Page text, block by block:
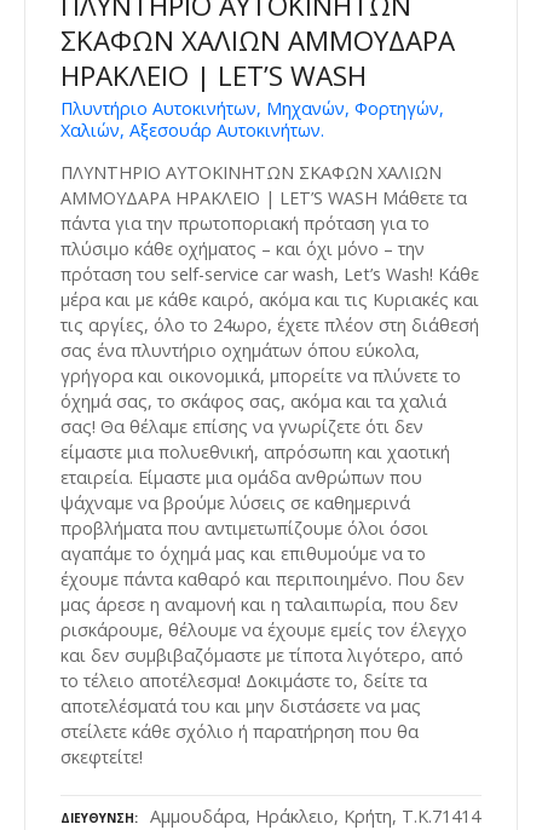
ΣΚΑΦΩΝ ΧΑΛΙΩΝ ΑΜΜΟΥΔΑΡΑ
ΗΡΑΚΛΕΙΟ | LET’S WASH
Πλυντήριο Αυτοκινήτων, Μηχανών, Φορτηγών,
Χαλιών, Αξεσουάρ Αυτοκινήτων.
ΠΛΥΝΤΗΡΙΟ ΑΥΤΟΚΙΝΗΤΩΝ ΣΚΑΦΩΝ ΧΑΛΙΩΝ
ΑΜΜΟΥΔΑΡΑ ΗΡΑΚΛΕΙΟ | LET’S WASH Μάθετε τα
πάντα για την πρωτοποριακή πρόταση για το
πλύσιμο κάθε οχήματος – και όχι μόνο – την
πρόταση του self-service car wash, Let’s Wash! Κάθε
μέρα και με κάθε καιρό, ακόμα και τις Κυριακές και
τις αργίες, όλο το 24ωρο, έχετε πλέον στη διάθεσή
σας ένα πλυντήριο οχημάτων όπου εύκολα,
γρήγορα και οικονομικά, μπορείτε να πλύνετε το
όχημά σας, το σκάφος σας, ακόμα και τα χαλιά
σας! Θα θέλαμε επίσης να γνωρίζετε ότι δεν
είμαστε μια πολυεθνική, απρόσωπη και χαοτική
εταιρεία. Είμαστε μια ομάδα ανθρώπων που
ψάχναμε να βρούμε λύσεις σε καθημερινά
προβλήματα που αντιμετωπίζουμε όλοι όσοι
αγαπάμε το όχημά μας και επιθυμούμε να το
έχουμε πάντα καθαρό και περιποιημένο. Που δεν
μας άρεσε η αναμονή και η ταλαιπωρία, που δεν
ρισκάρουμε, θέλουμε να έχουμε εμείς τον έλεγχο
και δεν συμβιβαζόμαστε με τίποτα λιγότερο, από
το τέλειο αποτέλεσμα! Δοκιμάστε το, δείτε τα
αποτελέσματά του και μην διστάσετε να μας
στείλετε κάθε σχόλιο ή παρατήρηση που θα
σκεφτείτε!
ΔΙΕΎΘΥΝΣΗ Αμμουδάρα, Ηράκλειο, Κρήτη, Τ.Κ.71414